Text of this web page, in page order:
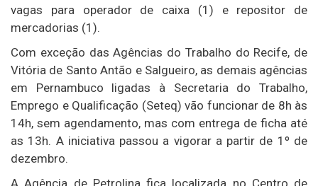
vagas para operador de caixa (1) e repositor de
mercadorias (1).
Com exceção das Agências do Trabalho do Recife, de
Vitória de Santo Antão e Salgueiro, as demais agências
em Pernambuco ligadas à Secretaria do Trabalho,
Emprego e Qualificação (Seteq) vão funcionar de 8h às
14h, sem agendamento, mas com entrega de ficha até
as 13h. A iniciativa passou a vigorar a partir de 1º de
dezembro.
A Agência de Petrolina fica localizada no Centro de